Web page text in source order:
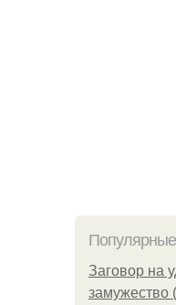
Заговор на
замужество